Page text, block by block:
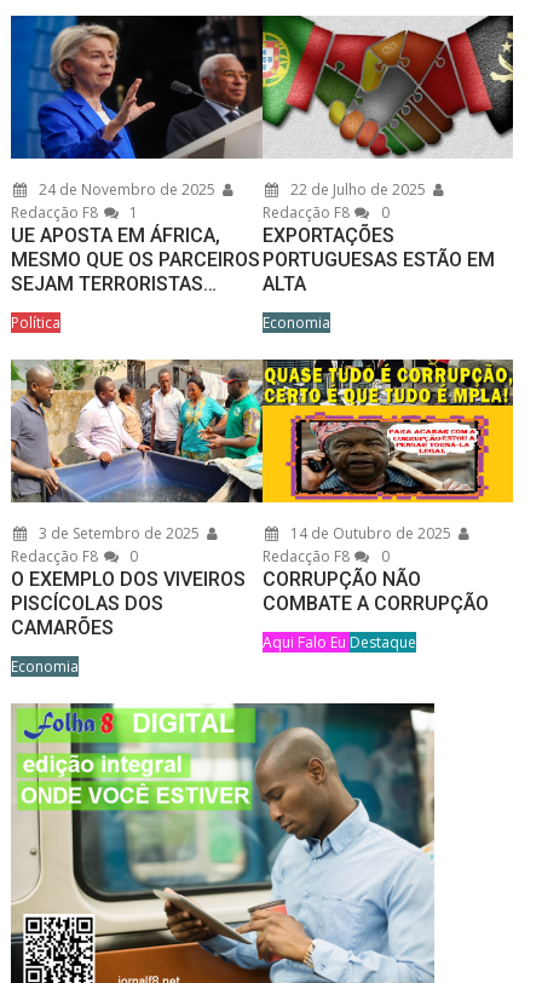
24 de Novembro de 2025
Redacção F8
1
UE APOSTA EM ÁFRICA,
MESMO QUE OS PARCEIROS
SEJAM TERRORISTAS…
Política
22 de Julho de 2025
Redacção F8
0
EXPORTAÇÕES
PORTUGUESAS ESTÃO EM
ALTA
Economia
3 de Setembro de 2025
Redacção F8
0
O EXEMPLO DOS VIVEIROS
PISCÍCOLAS DOS
CAMARÕES
Economia
14 de Outubro de 2025
Redacção F8
0
CORRUPÇÃO NÃO
COMBATE A CORRUPÇÃO
Aqui Falo Eu Destaque